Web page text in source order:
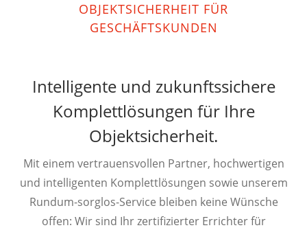
OBJEKTSICHERHEIT FÜR
GESCHÄFTSKUNDEN
Intelligente und zukunftssichere
Komplettlösungen für Ihre
Objektsicherheit.
Mit einem vertrauensvollen Partner, hochwertigen
und intelligenten Komplettlösungen sowie unserem
Rundum-sorglos-Service bleiben keine Wünsche
offen: Wir sind Ihr zertifizierter Errichter für